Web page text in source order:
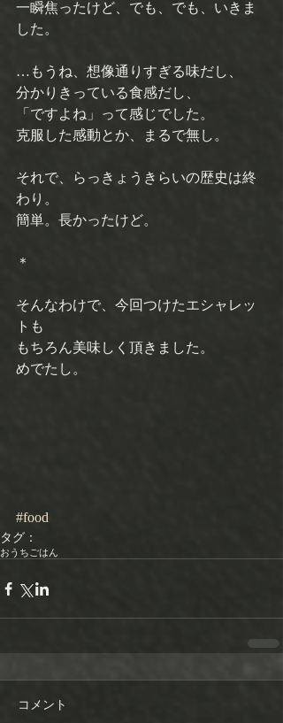
一瞬焦ったけど、でも、でも、いきま
した。
…もうね、想像通りすぎる味だし、
分かりきっている食感だし、
「ですよね」って感じでした。
克服した感動とか、まるで無し。
それで、らっきょうきらいの歴史は終
わり。
簡単。長かったけど。
＊
そんなわけで、今回つけたエシャレッ
トも
もちろん美味しく頂きました。
めでたし。
#food
タグ：
おうちごはん
コメント